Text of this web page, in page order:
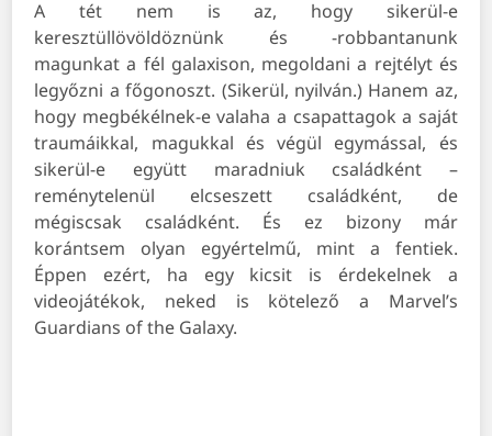
A tét nem is az, hogy sikerül-e
keresztüllövöldöznünk és -robbantanunk
magunkat a fél galaxison, megoldani a rejtélyt és
legyőzni a főgonoszt. (Sikerül, nyilván.) Hanem az,
hogy megbékélnek-e valaha a csapattagok a saját
traumáikkal, magukkal és végül egymással, és
sikerül-e együtt maradniuk családként –
reménytelenül elcseszett családként, de
mégiscsak családként. És ez bizony már
korántsem olyan egyértelmű, mint a fentiek.
Éppen ezért, ha egy kicsit is érdekelnek a
videojátékok, neked is kötelező a Marvel’s
Guardians of the Galaxy.